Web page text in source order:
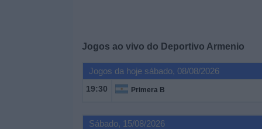
Jogos ao vivo do Deportivo Armenio
Jogos da hoje sábado, 08/08/2026
19:30 Primera B
Sábado, 15/08/2026